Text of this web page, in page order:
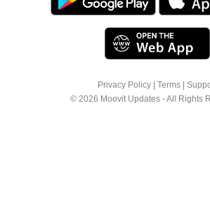
Privacy Policy Terms
© 2026 Moovit Updates - All Rights